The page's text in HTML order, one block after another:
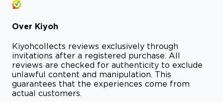
Over Kiyoh
Kiyohcollects reviews exclusively through
invitations after a registered purchase. All
reviews are checked for authenticity to exclude
unlawful content and manipulation. This
guarantees that the experiences come from
actual customers.